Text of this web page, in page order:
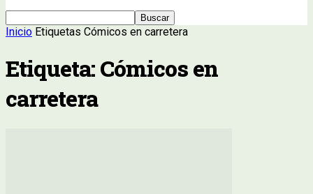
Inicio Etiquetas Cómicos en carretera
Etiqueta: Cómicos en
carretera